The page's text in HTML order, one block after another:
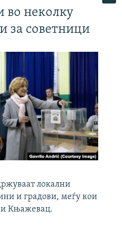
во неколку
за советници
локални
и градови, меѓу кои
и Књажевац.